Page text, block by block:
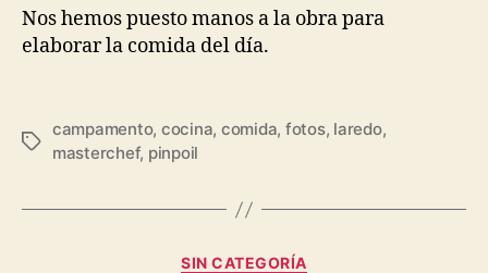
Nos hemos puesto manos a la obra para
elaborar la comida del día.
campamento, cocina, comida, fotos, laredo,
masterchef, pinpoil
SIN CATEGORÍA